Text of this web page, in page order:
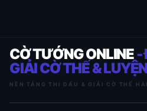
CỜ TƯỚNG ONLINE-
GIẢI CỜ THẾ &
NỀN TẢNG THI ĐẤU & GIẢI CỜ THẾ